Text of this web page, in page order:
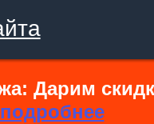
Дарим
подробнее